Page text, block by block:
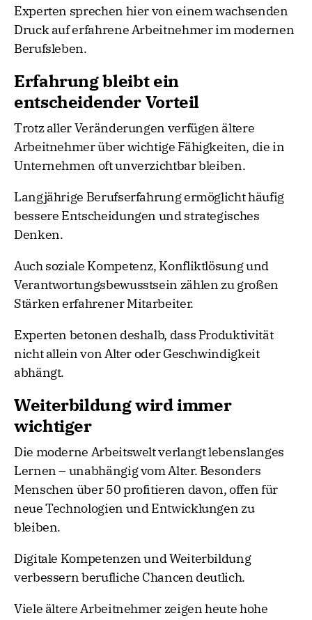
Experten sprechen hier von einem wachsenden
Druck auf erfahrene Arbeitnehmer im modernen
Berufsleben.
Erfahrung bleibt ein
entscheidender Vorteil
Trotz aller Veränderungen verfügen ältere
Arbeitnehmer über wichtige Fähigkeiten, die in
Unternehmen oft unverzichtbar bleiben.
Langjährige Berufserfahrung ermöglicht häufig
bessere Entscheidungen und strategisches
Denken.
Auch soziale Kompetenz, Konfliktlösung und
Verantwortungsbewusstsein zählen zu großen
Stärken erfahrener Mitarbeiter.
Experten betonen deshalb, dass Produktivität
nicht allein von Alter oder Geschwindigkeit
abhängt.
Weiterbildung wird immer
wichtiger
Die moderne Arbeitswelt verlangt lebenslanges
Lernen – unabhängig vom Alter. Besonders
Menschen über 50 profitieren davon, offen für
neue Technologien und Entwicklungen zu
bleiben.
Digitale Kompetenzen und Weiterbildung
verbessern berufliche Chancen deutlich.
Viele ältere Arbeitnehmer zeigen heute hohe